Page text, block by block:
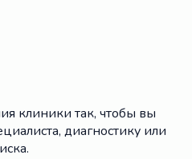
клиники так, чтобы вы
диагностику или